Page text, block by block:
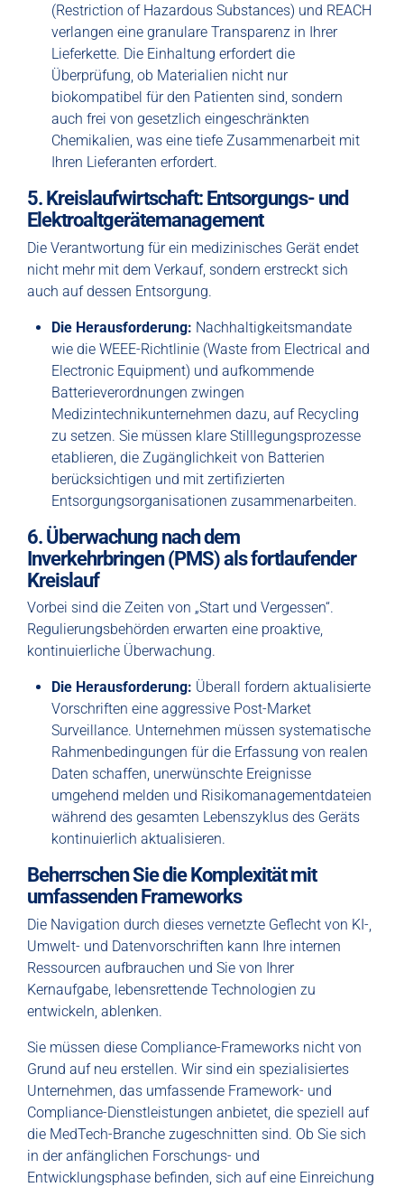
(Restriction of Hazardous Substances) und REACH
verlangen eine granulare Transparenz in Ihrer
Lieferkette. Die Einhaltung erfordert die
Überprüfung, ob Materialien nicht nur
biokompatibel für den Patienten sind, sondern
auch frei von gesetzlich eingeschränkten
Chemikalien, was eine tiefe Zusammenarbeit mit
Ihren Lieferanten erfordert.
5. Kreislaufwirtschaft: Entsorgungs- und
Elektroaltgerätemanagement
Die Verantwortung für ein medizinisches Gerät endet
nicht mehr mit dem Verkauf, sondern erstreckt sich
auch auf dessen Entsorgung.
Die Herausforderung: Nachhaltigkeitsmandate
wie die WEEE-Richtlinie (Waste from Electrical and
Electronic Equipment) und aufkommende
Batterieverordnungen zwingen
Medizintechnikunternehmen dazu, auf Recycling
zu setzen. Sie müssen klare Stilllegungsprozesse
etablieren, die Zugänglichkeit von Batterien
berücksichtigen und mit zertifizierten
Entsorgungsorganisationen zusammenarbeiten.
6. Überwachung nach dem
Inverkehrbringen (PMS) als fortlaufender
Kreislauf
Vorbei sind die Zeiten von „Start und Vergessen“.
Regulierungsbehörden erwarten eine proaktive,
kontinuierliche Überwachung.
Die Herausforderung: Überall fordern aktualisierte
Vorschriften eine aggressive Post-Market
Surveillance. Unternehmen müssen systematische
Rahmenbedingungen für die Erfassung von realen
Daten schaffen, unerwünschte Ereignisse
umgehend melden und Risikomanagementdateien
während des gesamten Lebenszyklus des Geräts
kontinuierlich aktualisieren.
Beherrschen Sie die Komplexität mit
umfassenden Frameworks
Die Navigation durch dieses vernetzte Geflecht von KI-,
Umwelt- und Datenvorschriften kann Ihre internen
Ressourcen aufbrauchen und Sie von Ihrer
Kernaufgabe, lebensrettende Technologien zu
entwickeln, ablenken.
Sie müssen diese Compliance-Frameworks nicht von
Grund auf neu erstellen. Wir sind ein spezialisiertes
Unternehmen, das umfassende Framework- und
Compliance-Dienstleistungen anbietet, die speziell auf
die MedTech-Branche zugeschnitten sind. Ob Sie sich
in der anfänglichen Forschungs- und
Entwicklungsphase befinden, sich auf eine Einreichung